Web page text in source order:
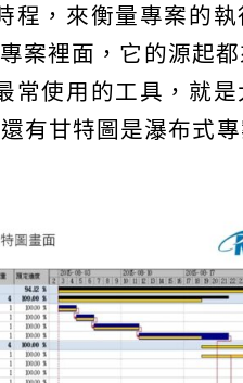
程，來衡量專案的
案裡面，它的源起
常使用的工具，就
有甘特圖是瀑布式